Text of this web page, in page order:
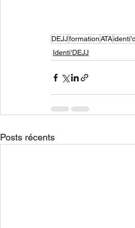
DEJJformationATA
Identi'DEJJ
Posts récents